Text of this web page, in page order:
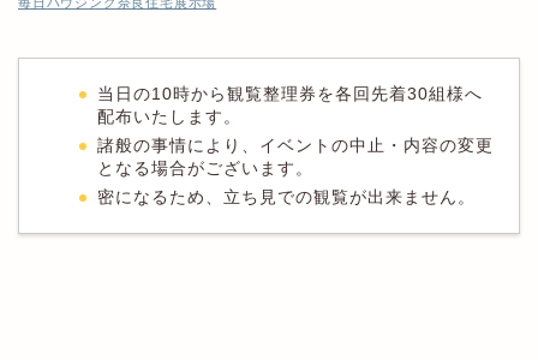
当日の10時から観覧整理券を各回先着30組様へ
配布いたします。
諸般の事情により、イベントの中止・内容の変更
となる場合がございます。
密になるため、立ち見での観覧が出来ません。